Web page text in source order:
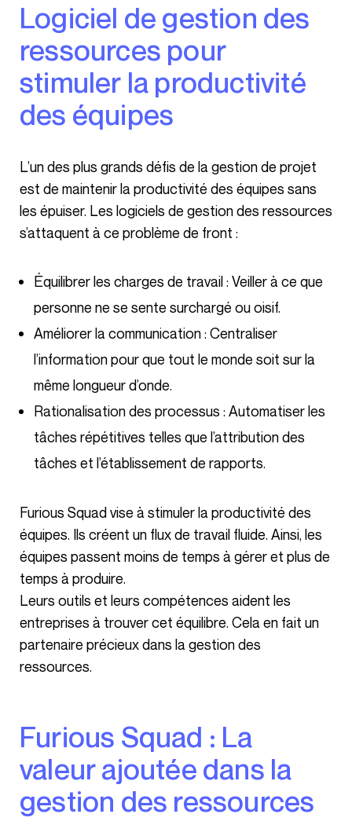
Logiciel de gestion des
ressources pour
stimuler la productivité
des équipes
L’un des plus grands défis de la gestion de projet
est de maintenir la productivité des équipes sans
les épuiser. Les logiciels de gestion des ressources
s’attaquent à ce problème de front :
Équilibrer les charges de travail : Veiller à ce que
personne ne se sente surchargé ou oisif.
Améliorer la communication : Centraliser
l’information pour que tout le monde soit sur la
même longueur d’onde.
Rationalisation des processus : Automatiser les
tâches répétitives telles que l’attribution des
tâches et l’établissement de rapports.
Furious Squad vise à stimuler la productivité des
équipes. Ils créent un flux de travail fluide. Ainsi, les
équipes passent moins de temps à gérer et plus de
temps à produire.
Leurs outils et leurs compétences aident les
entreprises à trouver cet équilibre. Cela en fait un
partenaire précieux dans la gestion des
ressources.
Furious Squad : La
valeur ajoutée dans la
gestion des ressources